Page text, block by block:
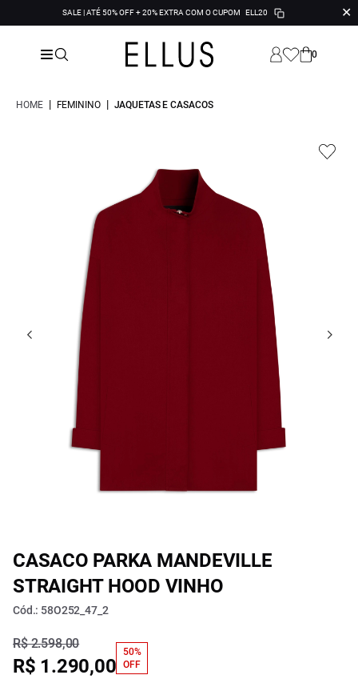
SALE | ATÉ 50% OFF + 20% EXTRA COM O CUPOM ELL20 ✕
0
HOME | FEMININO | JAQUETAS E CASACOS
CASACO PARKA MANDEVILLE
STRAIGHT HOOD VINHO
Cód.: 58O252_47_2
R$ 2.598,00
R$ 1.290,00
50%
OFF